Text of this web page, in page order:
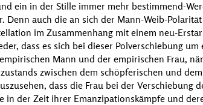
ein in der Stille immer mehr bestimmend-
Denn auch die an sich der Mann-Weib-
im Zusammenhang mit einem neu-
dass es sich bei dieser Polverschiebung
Mann und der empirischen Frau,
zwischen dem schöpferischen und
dass die Frau bei der
in der Zeit ihrer Emanzipationskämpfe und